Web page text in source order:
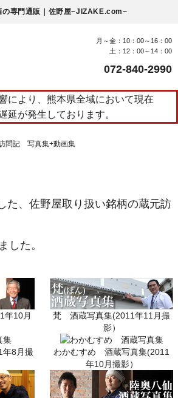
の専門通販｜佐野屋~JIZAKE.com~
月～金：10：00～16：00
土：12：00～14：00
072-840-2990
により、熊本県全域において現在
延が発生しております。
問記 写真集+動画集
た、佐野屋取り扱い銘柄の蔵元訪
した。
10月
梵 酒蔵写真集(2011年11月撮
影）
8月撮
わかむすめ 酒蔵写真集(2011
年10月撮影）